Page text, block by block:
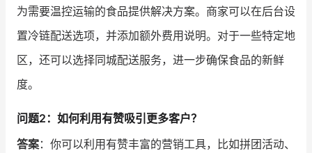
为需要温控运输的食品提供解决方案。商家可以在后台设
置冷链配送选项，并添加额外费用说明。对于一些特定地
区，还可以选择同城配送服务，进一步确保食品的新鲜
度。
问题2：如何利用有赞吸引更多客户？
答案：你可以利用有赞丰富的营销工具，比如拼团活动、